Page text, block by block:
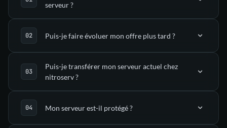
serveur ?
déployé automatiquement
Puis-je faire évoluer mon offre plus tard ?
Puis-je transférer mon serveur actuel chez
nitroserv ?
Mon serveur est-il protégé ?